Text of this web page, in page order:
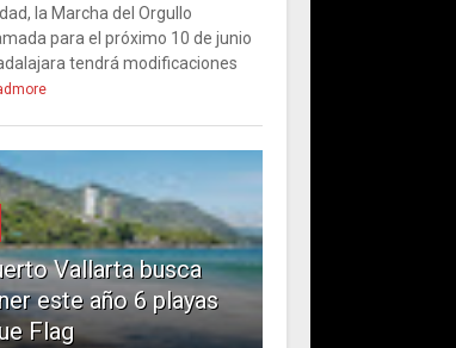
la Marcha del Orgullo
para el próximo 10 de junio
tendrá modificaciones
Vallarta busca
este año 6 playas
Flag